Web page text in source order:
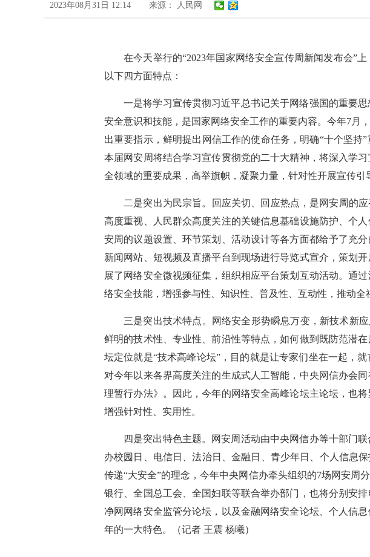
2023年08月31日 12:14 来源： 人民网
在今天举行的“2023年国家网络安全宣传周新闻发布会”上
以下四方面特点：
一是将学习宣传贯彻习近平总书记关于网络强国的重要
安全意识和技能，是国家网络安全工作的重要内容。今年7月
出重要指示，鲜明提出网信工作的使命任务，明确“十个坚持
本届网安周将结合学习宣传贯彻党的二十大精神，将深入学
全领域的重要成果，高举旗帜，凝聚力量，针对性开展宣传引
二是突出为民宗旨。回应关切、回应热点，是网安周的
高度重视、人民群众高度关注的关键信息基础设施防护、个
安周的议题设置、环节策划、活动设计等各方面都给予了充
新闻网站、短视频及直播平台到现场进行导览式宣介，策划
展了网络安全微视频征集，组织相应平台策划互动活动。通
络安全技能，增强参与性、知识性、普及性、互动性，推动全
三是突出技术特点。网络安全形势瞬息万变，新技术新
鲜明的技术性、专业性、前沿性等特点，如何做到既防范潜
坛定位就是“技术高峰论坛”，目的就是让专家们坐在一起，
对今年以来各界高度关注的生成式人工智能，中央网信办会
理暂行办法》。因此，今年的网络安全高峰论坛主论坛，也
增强针对性、实用性。
四是突出特色主题。网安周活动由中央网信办等十部门
办校园日、电信日、法治日、金融日、青少年日、个人信息
传递“大安全”的理念，今年中央网信办牵头组织的7场网安周
银行、全国总工会、全国妇联等联合举办部门，也将分别安
净网网络安全监管分论坛，以及金融网络安全论坛、个人信
年的一大特色。（记者 王震 杨曦）